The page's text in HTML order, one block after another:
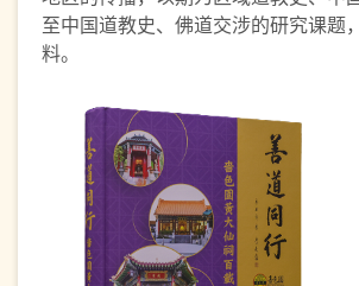
至中国道教史、佛道交涉的研究课题
料。